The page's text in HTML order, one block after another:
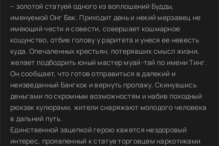
– золотой статуей одного из воплощений Будды,
именуемой Онг Бак. Приходит день и некий мерзавец не
имеющий чести и совести, совершает кошмарное
кощунство, отбив голову у раритета и унеся ее невесть
куда. Опечаленных крестьян, потерявших смысл жизни,
желает подбодрить юный мастер муай-тай по имени Тинг.
Он сообщает, что готов отправиться в далекий и
неизведанный Бангкок и вернуть пропажу. Скинувшись
деньгами по скромным возможностям и набив походный
рюкзак купюрами, жители снаряжают молодого человека
в дальний путь.
Единственной зацепкой герою кажется нездоровый
интерес, проявленный к статуе торговцем наркотиками